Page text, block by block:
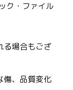
ク・ファイル
る場合もござ
傷、品質変化